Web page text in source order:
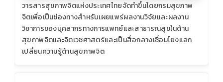
วารสารสุขภาพจิตแห่งประเทศไทยจัดทำขึ้นโดยกรมสุขภาพ
จิตเพื่อเป็นช่องทางสำหรับเผยแพร่ผลงานวิจัยและผลงาน
วิชาการของบุคลากรทางการแพทย์และสาธารณสุขในด้าน
สุขภาพจิตและจิตเวชศาสตร์และเป็นสื่อกลางเชื่อมโยงแลก
เปลี่ยนความรู้ด้านสุขภาพจิต